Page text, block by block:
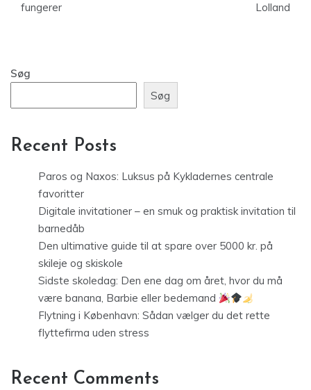
fungerer
Lolland
Søg
Søg
Recent Posts
Paros og Naxos: Luksus på Kykladernes centrale
favoritter
Digitale invitationer – en smuk og praktisk invitation til
barnedåb
Den ultimative guide til at spare over 5000 kr. på
skileje og skiskole
Sidste skoledag: Den ene dag om året, hvor du må
være banana, Barbie eller bedemand
Flytning i København: Sådan vælger du det rette
flyttefirma uden stress
Recent Comments